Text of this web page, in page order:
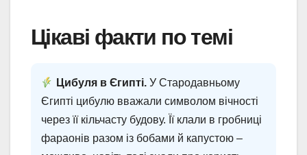
Цікаві факти по темі
Цибуля в Єгипті. У Стародавньому
Єгипті цибулю вважали символом вічності
через її кільчасту будову. Її клали в гробниці
фараонів разом із бобами й капустою –